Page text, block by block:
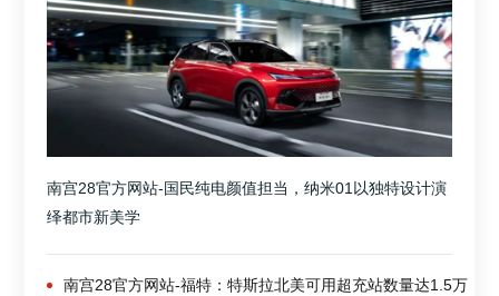
南宫28官方网站-国民纯电颜值担当，纳米01以独特设计演
绎都市新美学
南宫28官方网站-福特：特斯拉北美可用超充站数量达1.5万